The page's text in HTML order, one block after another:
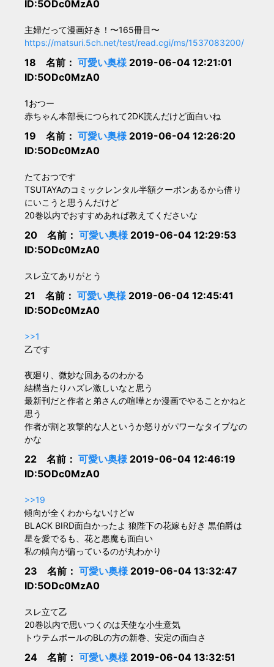
ID:5ODc0MzA0
主婦だって漫画好き！〜165冊目〜
https://matsuri.5ch.net/test/read.cgi/ms/1537083200/
18 名前： 可愛い奥様2019-06-04 12:21:01
ID:5ODc0MzA0
1おつー
赤ちゃん本部長につられて2DK読んだけど面白いね
19 名前： 可愛い奥様2019-06-04 12:26:20
ID:5ODc0MzA0
たておつです
TSUTAYAのコミックレンタル半額クーポンあるから借り
にいこうと思うんだけど
20巻以内でおすすめあれば教えてくださいな
20 名前： 可愛い奥様2019-06-04 12:29:53
ID:5ODc0MzA0
スレ立てありがとう
21 名前： 可愛い奥様2019-06-04 12:45:41
ID:5ODc0MzA0
>>1
乙です
夜廻り、微妙な回あるのわかる
結構当たりハズレ激しいなと思う
最新刊だと作者と弟さんの喧嘩とか漫画でやることかねと
思う
作者が割と攻撃的な人というか怒りがパワーなタイプなの
かな
22 名前： 可愛い奥様2019-06-04 12:46:19
ID:5ODc0MzA0
>>19
傾向が全くわからないけどw
BLACK BIRD面白かったよ 狼陛下の花嫁も好き 黒伯爵は
星を愛でるも、花と悪魔も面白い
私の傾向が偏っているのが丸わかり
23 名前： 可愛い奥様2019-06-04 13:32:47
ID:5ODc0MzA0
スレ立て乙
20巻以内で思いつくのは天使な小生意気
トウテムポールのBLの方の新巻、安定の面白さ
24 名前： 可愛い奥様2019-06-04 13:32:51